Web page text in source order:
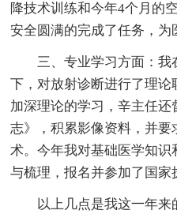
降技术训练和今年4个月的
安全圆满的完成了任务，为
三、专业学习方面：我
下，对放射诊断进行了理
加深理论的学习，辛主任
志》，积累影像资料，并
术。今年我对基础医学知识
与梳理，报名并参加了国家
以上几点是我这一年来